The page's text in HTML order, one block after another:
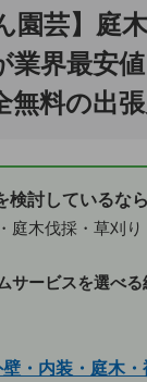
園芸】庭
業界最安
無料の出
検討しているな
庭木伐採・草刈
サービスを選べる
・内装・庭木